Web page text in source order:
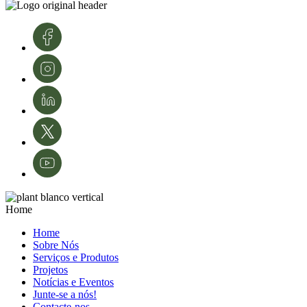
conhecimento e tecnologias. A sua experiência é fundamental para o
agricultura em Portugal.
Créditos de imagens: InnovPlantProtect – Inês Ferreira
Home
Home
Sobre Nós
Serviços e Produtos
Projetos
Notícias e Eventos
Junte-se a nós!